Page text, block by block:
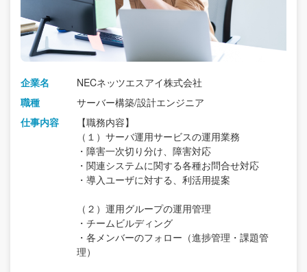
企業名
NECネッツエスアイ株式会社
職種
サーバー構築/設計エンジニア
仕事内容
【職務内容】
（１）サーバ運用サービスの運用業務
・障害一次切り分け、障害対応
・関連システムに関する各種お問合せ対応
・導入ユーザに対する、利活用提案
（２）運用グループの運用管理
・チームビルディング
・各メンバーのフォロー（進捗管理・課題管
理）